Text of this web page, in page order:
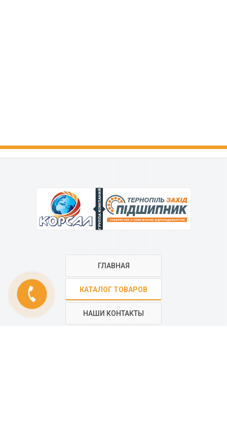
phone
ГРУППА КОМПАНИЙ
ГЛАВНАЯ
КАТАЛОГ ТОВАРОВ
НАШИ КОНТАКТЫ